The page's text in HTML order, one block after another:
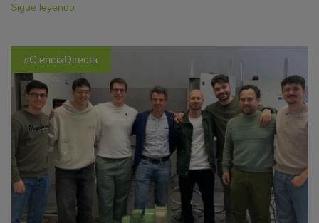
Sigue leyendo
#CienciaDirecta